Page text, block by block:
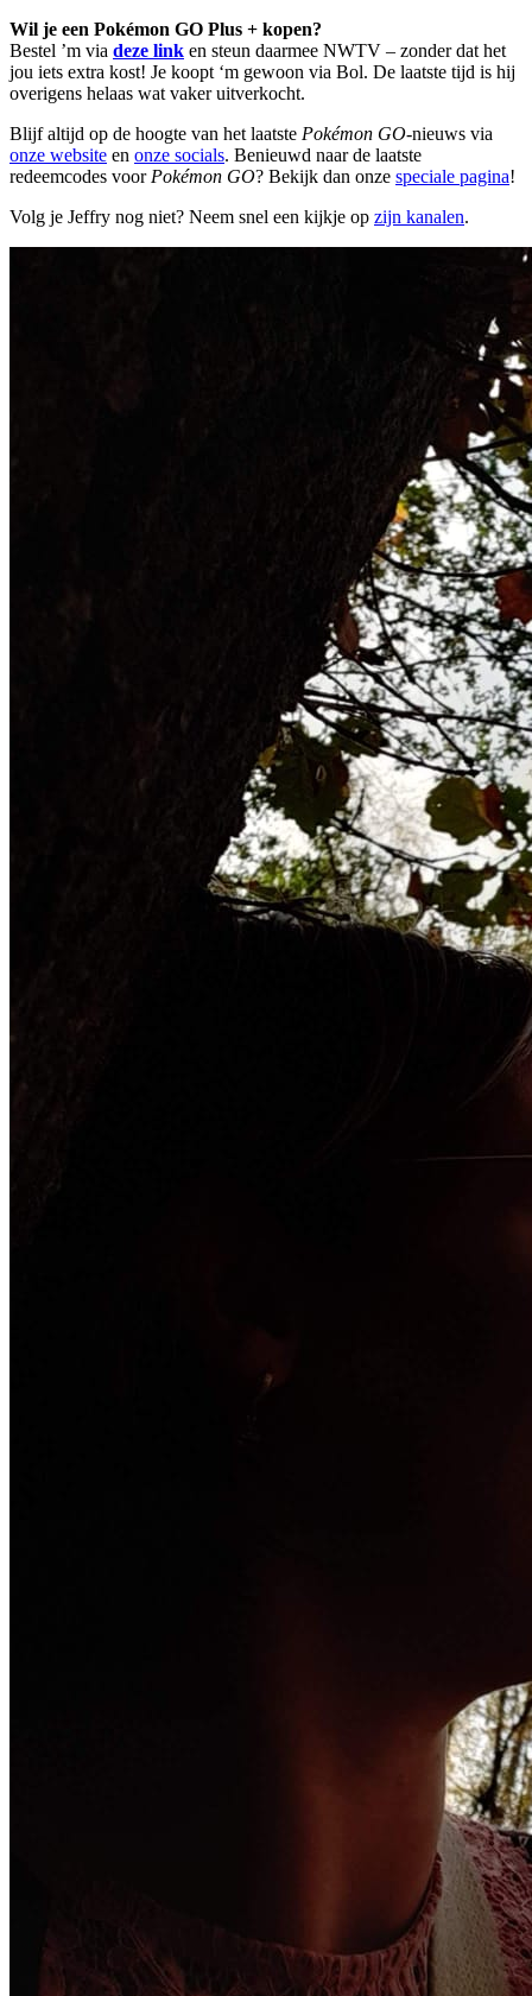
Wil je een Pokémon GO Plus + kopen?
Bestel ’m via deze link en steun daarmee NWTV – zonder dat het
jou iets extra kost! Je koopt ‘m gewoon via Bol. De laatste tijd is hij
overigens helaas wat vaker uitverkocht.
Blijf altijd op de hoogte van het laatste Pokémon GO-nieuws via
onze website en onze socials. Benieuwd naar de laatste
redeemcodes voor Pokémon GO? Bekijk dan onze speciale pagina!
Volg je Jeffry nog niet? Neem snel een kijkje op zijn kanalen.